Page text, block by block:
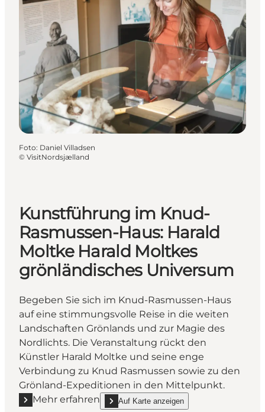
Foto: Daniel Villadsen
© VisitNordsjælland
Kunstführung im Knud-
Rasmussen-Haus: Harald
Moltke Harald Moltkes
grönländisches Universum
Begeben Sie sich im Knud-Rasmussen-Haus
auf eine stimmungsvolle Reise in die weiten
Landschaften Grönlands und zur Magie des
Nordlichts. Die Veranstaltung rückt den
Künstler Harald Moltke und seine enge
Verbindung zu Knud Rasmussen sowie zu den
Grönland-Expeditionen in den Mittelpunkt.
Mehr erfahren
Mehr erfahren "Kunstführung im Knud-
Auf Karte anzeigen
show Kunstführung im Knud-Rasmussen-